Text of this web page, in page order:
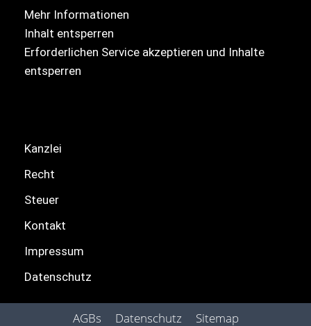
Mehr Informationen
Inhalt entsperren
Erforderlichen Service akzeptieren und Inhalte
entsperren
Kanzlei
Recht
Steuer
Kontakt
Impressum
Datenschutz
AGBs Datenschutz Sitemap